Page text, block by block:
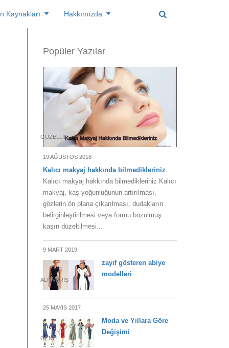
Kaynakları Hakkımızda
Popüler Yazılar
GÜZELLIK
19 AĞUSTOS 2018
Kalıcı makyaj hakkında bilmedikleriniz
Kalıcı makyaj hakkında bilmedikleriniz Kalıcı
makyaj, kaş yoğunluğunun artırılması,
gözlerin ön plana çıkarılması, dudakların
belirginleştirilmesi veya formu bozulmuş
kaşın düzeltilmesi...
9 MART 2019
ALIŞVERIŞ
zayıf gösteren abiye
modelleri
25 MAYIS 2017
GENEL
Moda ve Yıllara Göre
Değişimi